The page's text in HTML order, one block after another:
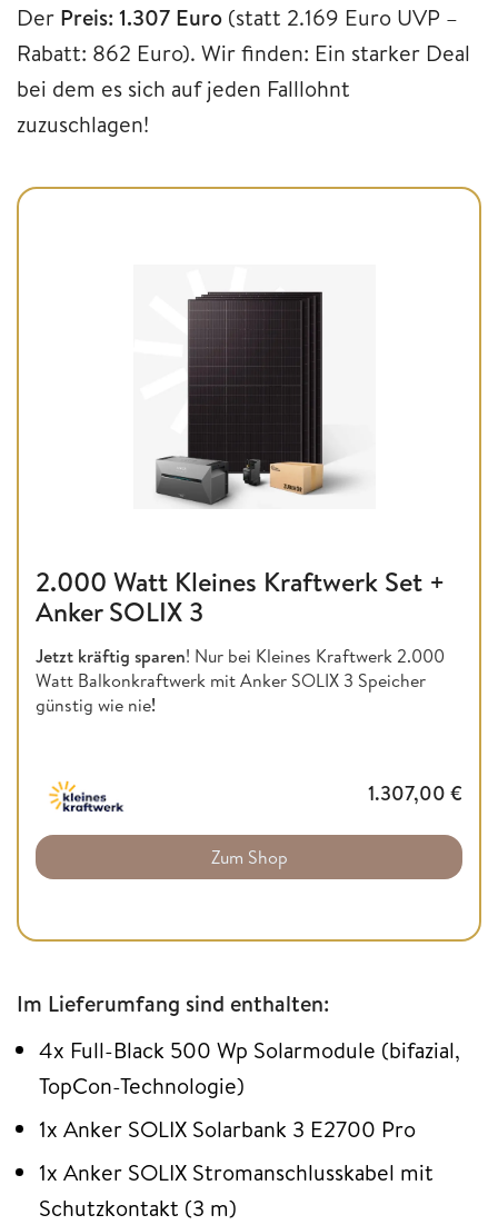
Der Preis: 1.307 Euro (statt 2.169 Euro UVP –
Rabatt: 862 Euro). Wir finden: Ein starker Deal
bei dem es sich auf jeden Falllohnt
zuzuschlagen!
2.000 Watt Kleines Kraftwerk Set +
Anker SOLIX 3
Jetzt kräftig sparen! Nur bei Kleines Kraftwerk 2.000
Watt Balkonkraftwerk mit Anker SOLIX 3 Speicher
günstig wie nie!
1.307,00 €
Zum Shop
Im Lieferumfang sind enthalten:
4x Full-Black 500 Wp Solarmodule (bifazial,
TopCon-Technologie)
1x Anker SOLIX Solarbank 3 E2700 Pro
1x Anker SOLIX Stromanschlusskabel mit
Schutzkontakt (3 m)